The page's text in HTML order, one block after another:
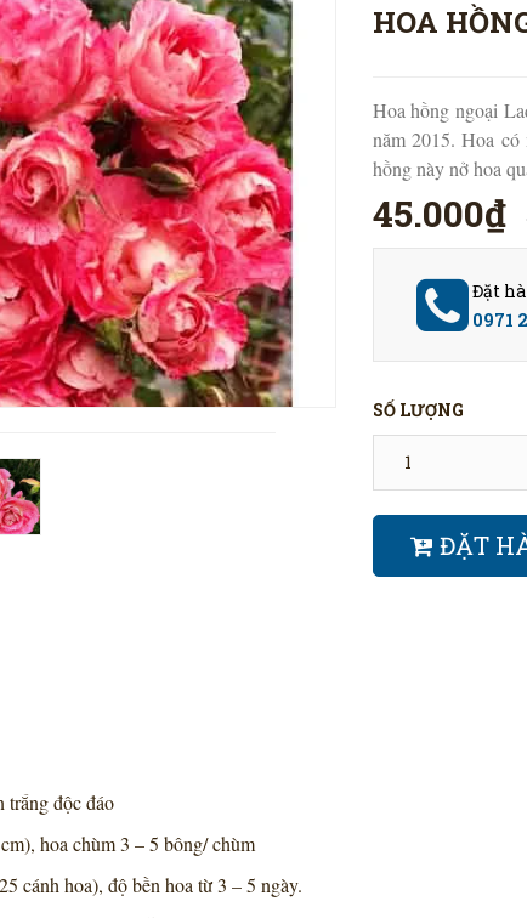
HOA
Hoa hồng ngoại
năm 2015. Hoa
hồng này nở hoa
45.000₫
Đặt
0971
SỐ LƯỢNG
ĐẶT
trắng độc đáo
hoa chùm 3 – 5 bông/ chùm
cánh hoa), độ bền hoa từ 3 – 5 ngày.